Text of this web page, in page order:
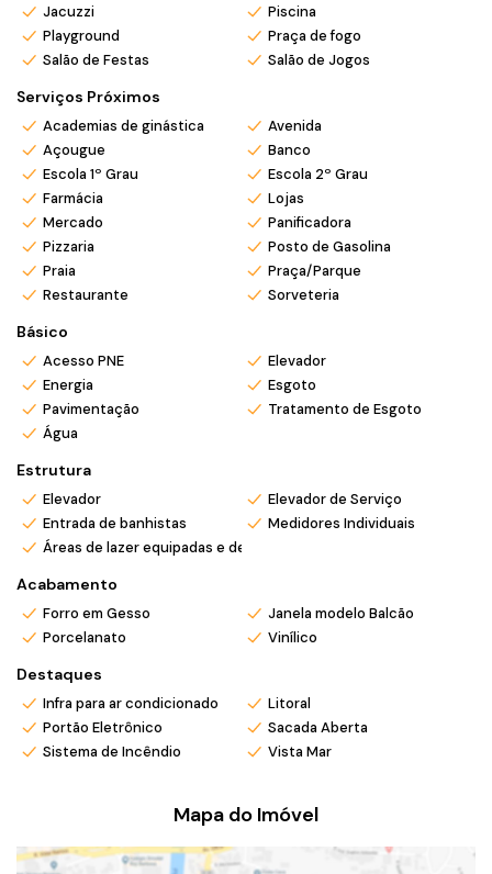
Salão de jogos
📍 Localização privilegiada:
A apenas30 metros da Praia Central de Balneário Piçarras
próximo a restaurantes, mercados e toda a conveniência da
💎 Ideal para morar ou investir!
📞 Entre em contato
e agende uma visita para conhecer seu
novo lar no litoral!
*Valor e disponibilidade sujeito a confirmação.
*Atendemos também em finais de semana e feriados com
pré agendamento.
Instagram @mar_negocios.imobiliarios
Jacuzzi
Piscina
Playground
Praça de fogo
Salão de Festas
Salão de Jogos
Serviços Próximos
Academias de ginástica
Avenida
Açougue
Banco
Escola 1º Grau
Escola 2º Grau
Farmácia
Lojas
Mercado
Panificadora
Pizzaria
Posto de Gasolina
Praia
Praça/Parque
Restaurante
Sorveteria
Básico
Acesso PNE
Elevador
Energia
Esgoto
Pavimentação
Tratamento de Esgoto
Água
Estrutura
Elevador
Elevador de Serviço
Entrada de banhistas
Medidores Individuais
Áreas de lazer equipadas e decoradas
Acabamento
Forro em Gesso
Janela modelo Balcão
Porcelanato
Vinílico
Destaques
Infra para ar condicionado
Litoral
Portão Eletrônico
Sacada Aberta
Sistema de Incêndio
Vista Mar
Mapa do Imóvel